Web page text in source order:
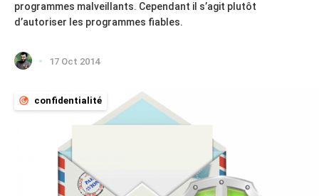
programmes malveillants. Cependant il s’agit plutôt
d’autoriser les programmes fiables.
17 Oct 2014
confidentialité